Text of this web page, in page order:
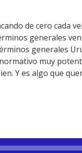
de cero cada
generales
generales
muy
Y es algo que